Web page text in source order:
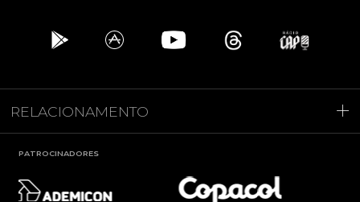
RELACIONAMENTO
PATROCINADORES